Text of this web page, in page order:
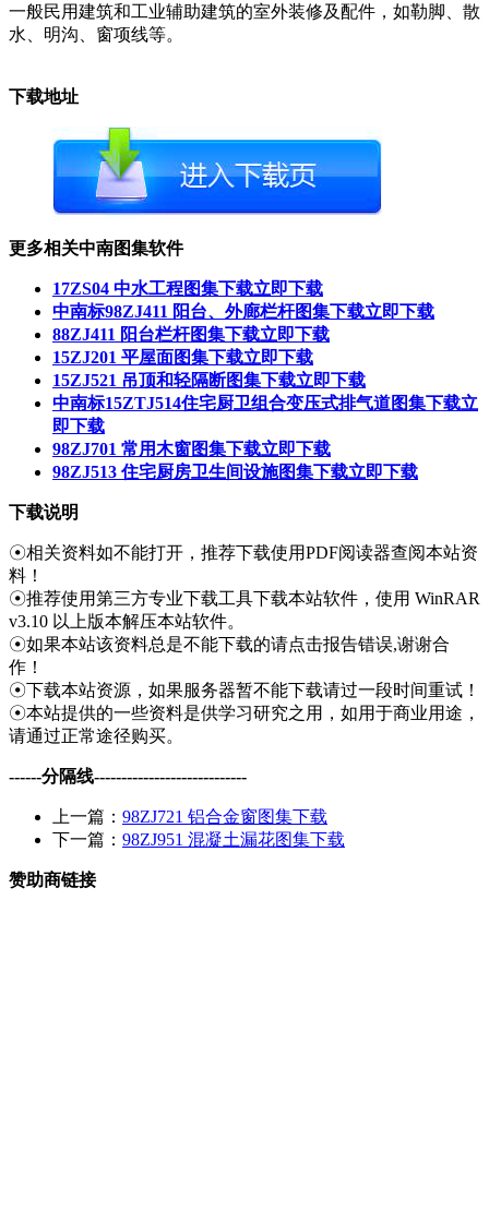
一般民用建筑和工业辅助建筑的室外装修及配件，如勒脚、散
水、明沟、窗项线等。
下载地址
更多相关中南图集软件
17ZS04 中水工程图集下载立即下载
中南标98ZJ411 阳台、外廊栏杆图集下载立即下载
88ZJ411 阳台栏杆图集下载立即下载
15ZJ201 平屋面图集下载立即下载
15ZJ521 吊顶和轻隔断图集下载立即下载
中南标15ZTJ514住宅厨卫组合变压式排气道图集下载立
即下载
98ZJ701 常用木窗图集下载立即下载
98ZJ513 住宅厨房卫生间设施图集下载立即下载
下载说明
☉相关资料如不能打开，推荐下载使用PDF阅读器查阅本站资
料！
☉推荐使用第三方专业下载工具下载本站软件，使用 WinRAR
v3.10 以上版本解压本站软件。
☉如果本站该资料总是不能下载的请点击报告错误,谢谢合
作！
☉下载本站资源，如果服务器暂不能下载请过一段时间重试！
☉本站提供的一些资料是供学习研究之用，如用于商业用途，
请通过正常途径购买。
------分隔线----------------------------
上一篇： 98ZJ721 铝合金窗图集下载
下一篇： 98ZJ951 混凝土漏花图集下载
赞助商链接